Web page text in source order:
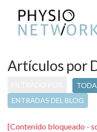
Artículos por
ENTRADAS DEL BLOG
[Contenido bloqueado -